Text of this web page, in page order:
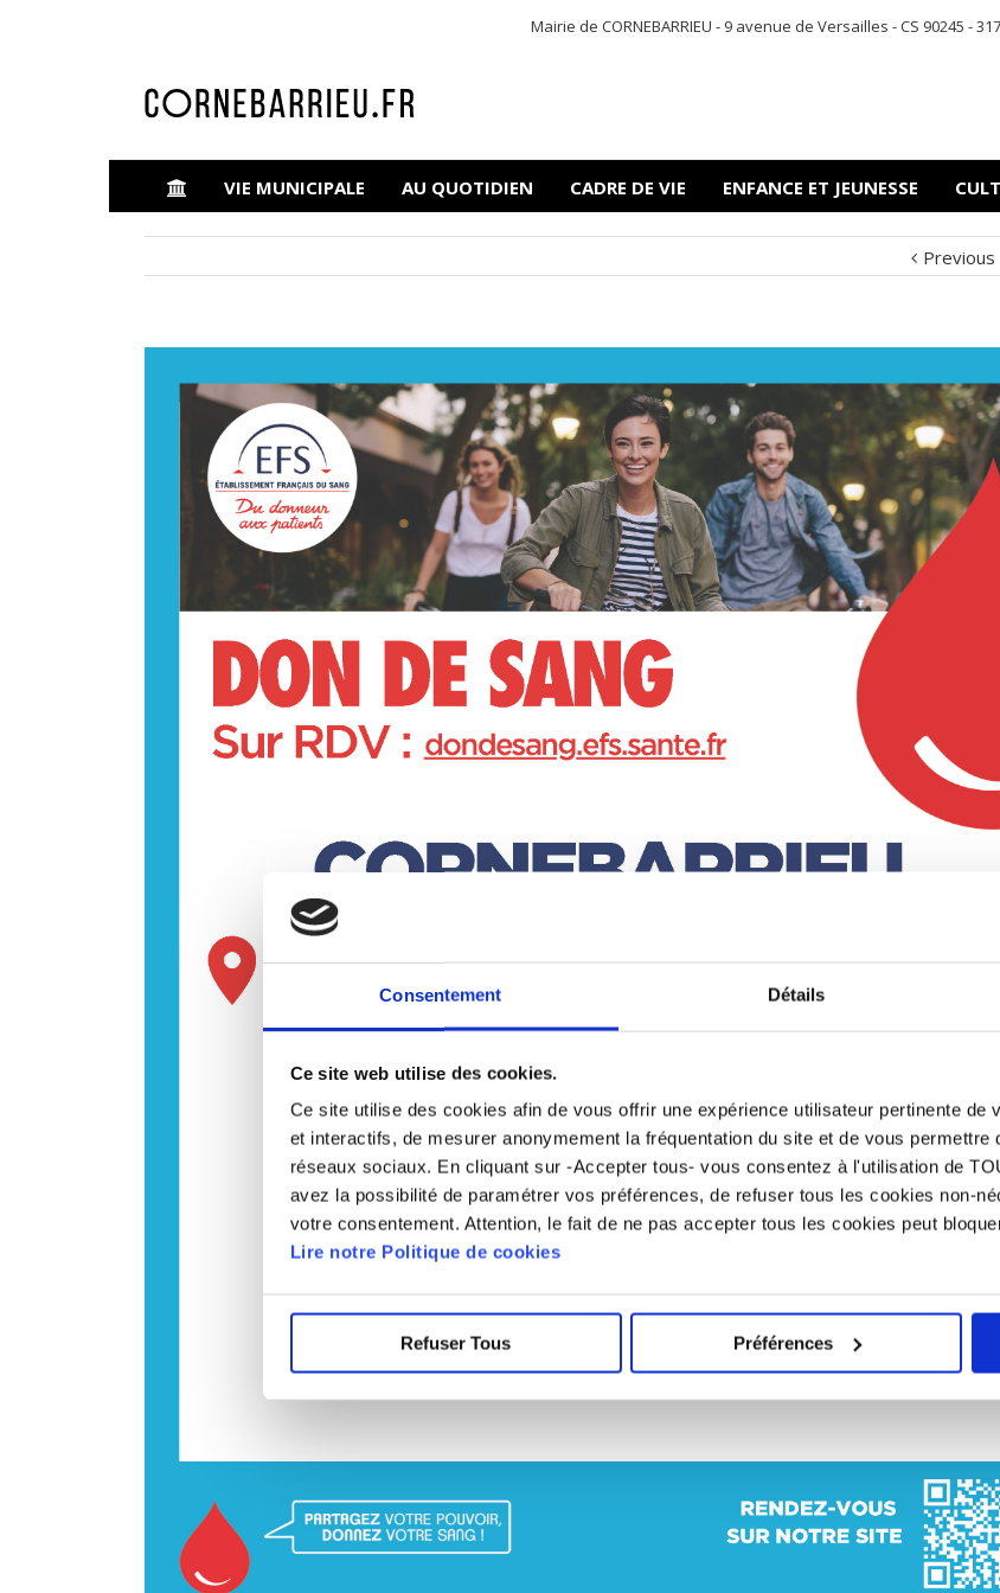
Consentement Détails
Ce site web utilise des cookies.
Ce site utilise des cookies afin de vous offrir une expérience utilisateur pertinente de
et interactifs, de mesurer anonymement la fréquentation du site et de vous
réseaux sociaux. En cliquant sur -Accepter tous- vous consentez à l'utilisation de
avez la possibilité de paramétrer vos préférences, de refuser tous les cookies non-
votre consentement. Attention, le fait de ne pas accepter tous les cookies peut
Lire notre Politique de cookies
Refuser Tous Préférences
Mairie de CORNEBARRIEU - 9 avenue de Versailles - CS 90245 -
VIE MUNICIPALE AU QUOTIDIEN CADRE DE VIE ENFANCE ET JEUNESSE
Previous